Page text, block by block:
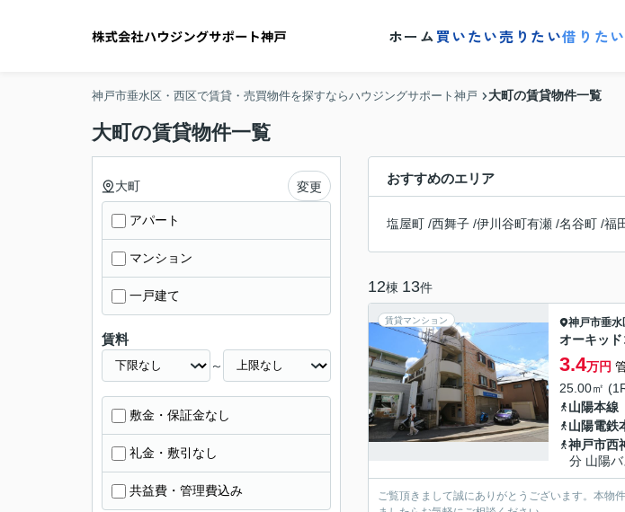
ホーム買いたい売りたい借りたい
神戸市垂水区・西区で賃貸・売買物件を探すならハウジングサポート神戸 大町の賃貸物件一覧
大町の賃貸物件一覧
おすすめのエリア
塩屋町 /西舞子 /伊川谷町有瀬 /名谷町 /福
12棟 13件
賃貸マンション 神戸市垂水
オーキッ
3.4万円
25.00㎡
山陽本線
山陽電鉄
神戸市西
分 山陽
ご覧頂きまして誠にありがとうございます。本物
大町 変更
アパート
マンション
一戸建て
賃料
～
敷金・保証金なし
礼金・敷引なし
共益費・管理費込み